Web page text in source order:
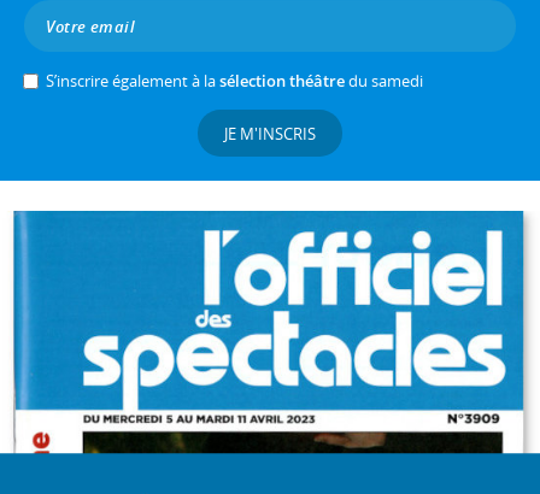
S’inscrire également à lasélection théâtredu samedi
JE M'INSCRIS